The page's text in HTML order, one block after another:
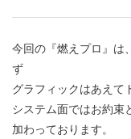
今回の『燃えプロ』は
ず
グラフィックはあえて
システム面ではお約束
加わっております。